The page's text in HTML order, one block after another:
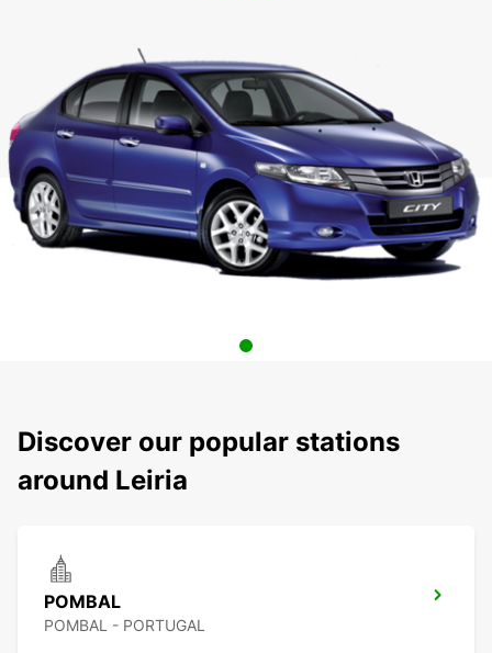
Discover our popular stations
around Leiria
POMBAL
POMBAL - PORTUGAL